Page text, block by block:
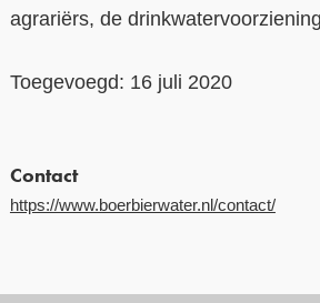
agrariërs, de
Toegevoegd: 16 juli 2020
Contact
https://www.boerbierwater.nl/contact/